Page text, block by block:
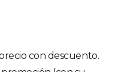
con descuento.